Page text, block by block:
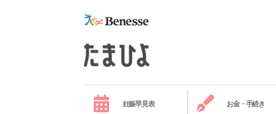
妊娠早見表 お金・手続き